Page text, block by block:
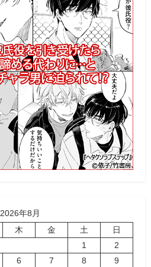
2026年8月
木 金 土
日
1
2
6 7 8
9